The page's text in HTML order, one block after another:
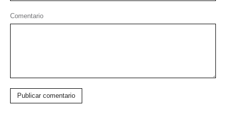
Comentario
Publicar comentario